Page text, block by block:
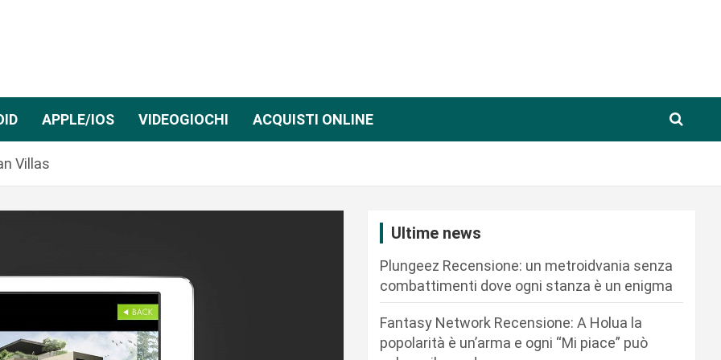
APPLE/IOS VIDEOGIOCHI ACQUISTI ONLINE
Villas
Ultime news
Plungeez Recensione: un metroidvania senza
combattimenti dove ogni stanza è un enigma
Fantasy Network Recensione: A Holua la
popolarità è un’arma e ogni “Mi piace” può